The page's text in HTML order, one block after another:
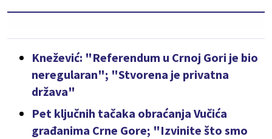
Knežević: "Referendum u Crnoj Gori je bio
neregularan"; "Stvorena je privatna
država"
Pet ključnih tačaka obraćanja Vučića
građanima Crne Gore; "Izvinite što smo